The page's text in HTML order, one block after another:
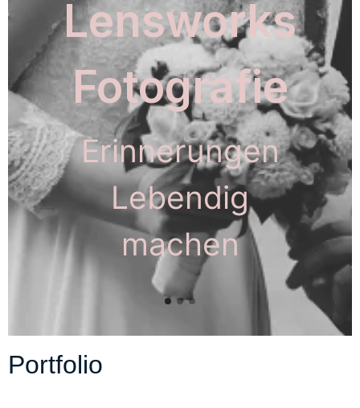
Lensworks
Fotografie
Erinnerungen
Lebendig
machen
Portfolio